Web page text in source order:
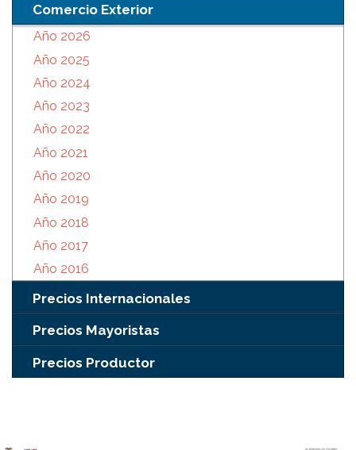
Comercio Exterior
Año 2026
Año 2025
Año 2024
Año 2023
Año 2022
Año 2021
Año 2020
Año 2019
Año 2018
Año 2017
Año 2016
Precios Internacionales
Precios Mayoristas
Precios Productor